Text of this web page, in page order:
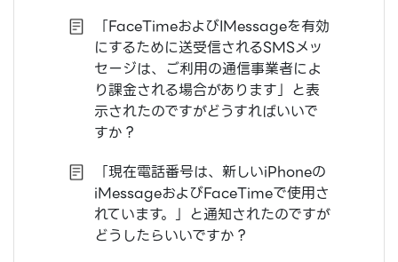
「FaceTimeおよびIMessageを有効
にするために送受信されるSMSメッ
セージは、ご利用の通信事業者によ
り課金される場合があります」と表
示されたのですがどうすればいいで
すか？
「現在電話番号は、新しいiPhoneの
iMessageおよびFaceTimeで使用さ
れています。」と通知されたのですが
どうしたらいいですか？